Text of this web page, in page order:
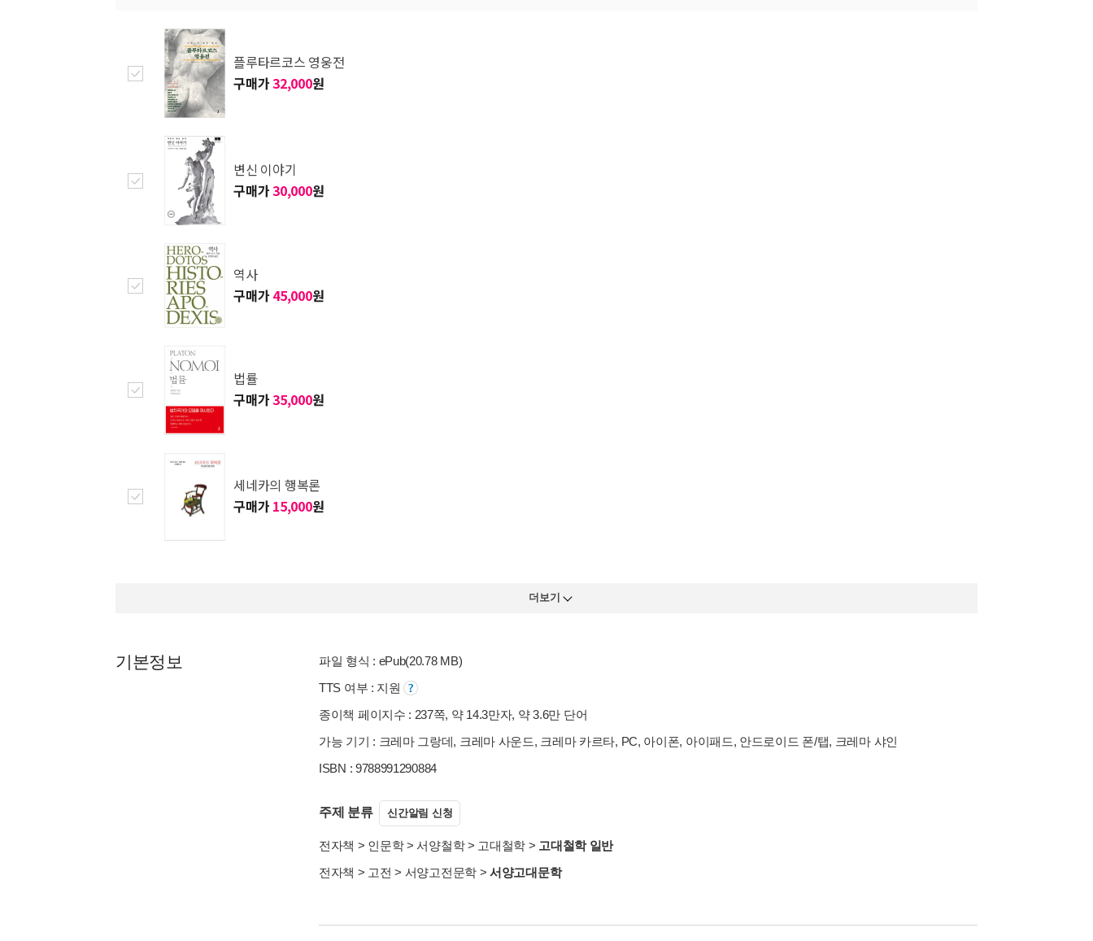
플루타르코스 영웅전
구매가32,000원
변신 이야기
구매가30,000원
역사
구매가 45,000원
법률
구매가35,000원
세네카의 행복론
구매가 15,000원
더보기
기본정보
파일 형식 : ePub(20.78 MB)
TTS 여부 : 지원
종이책 페이지수 : 237쪽, 약 14.3만자, 약 3.6만 단어
가능 기기 : 크레마 그랑데, 크레마 사운드, 크레마 카르타, PC, 아이폰, 아이패드, 안드로이드 폰/탭, 크레마 샤인
ISBN : 9788991290884
주제 분류 신간알림 신청
전자책 > 인문학>서양철학> 고대철학 > 고대철학 일반
전자책 > 고전 > 서양고전문학>서양고대문학